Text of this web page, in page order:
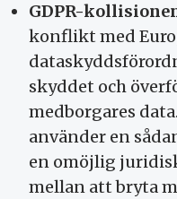
GDPR-
konflikt med
skyddet och
medborgares
använder en
en omöjlig
mellan att bryta